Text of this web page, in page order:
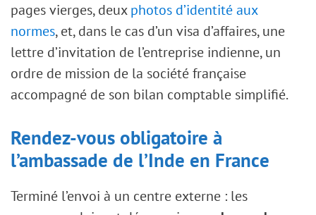
pages vierges, deuxphotos d’identité aux
normes, et, dans le cas d’un visa d’affaires, une
lettre d’invitation de l’entreprise indienne, un
ordre de mission de la société française
accompagné de son bilan comptable simplifié.
Rendez-vous obligatoire à
l’ambassade de l’Inde en France
Terminé l’envoi à un centre externe : les